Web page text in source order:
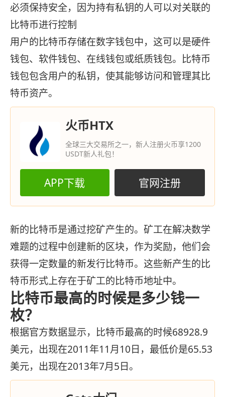
必须保持安全，因为持有私钥的人可以对关联的
比特币进行控制
用户的比特币存储在数字钱包中，这可以是硬件
钱包、软件钱包、在线钱包或纸质钱包。比特币
钱包包含用户的私钥，使其能够访问和管理其比
特币资产。
火币HTX
全球三大交易所之一，新人注册火币享1200
USDT新人礼包！
APP下载 官网注册
新的比特币是通过挖矿产生的。矿工在解决数学
难题的过程中创建新的区块，作为奖励，他们会
获得一定数量的新发行比特币。这些新产生的比
特币形式上存在于矿工的比特币地址中。
比特币最高的时候是多少钱一
枚？
根据官方数据显示，比特币最高的时候68928.9
美元，出现在2011年11月10日，最低价是65.53
美元，出现在2013年7月5日。